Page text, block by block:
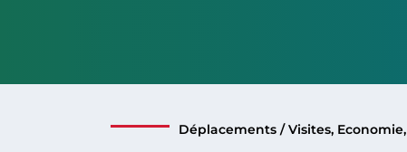
Déplacements / Visites, Economie,